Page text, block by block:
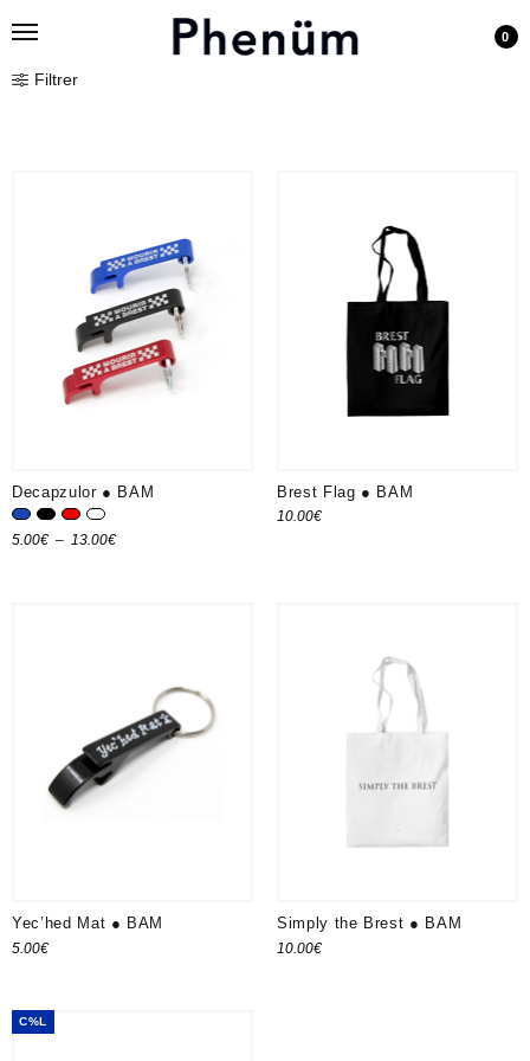
0
Filtrer
Decapzulor ● BAM
Bleu roi
NoirRougePack de 3
5.00€ – 13.00€Plage
Brest Flag ● BAM
10.00€
Yec’hed Mat ● BAM
5.00€
Simply the Brest ● BAM
10.00€
C%L